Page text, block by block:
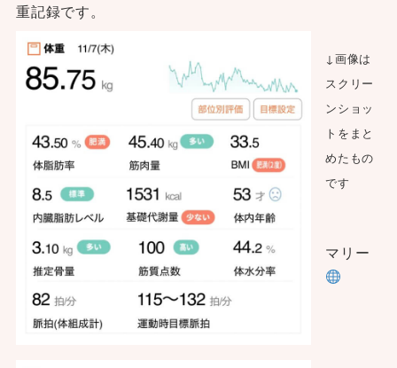
重記録です。
↓画像は
スクリー
ンショッ
トをまと
めたもの
です
マリー